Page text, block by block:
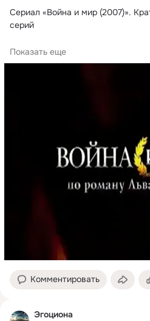
Сериал «Война и мир (2007)».
серий
Сериал «Война и мир (2007)»
Показать еще
Комментировать
Эгоциона